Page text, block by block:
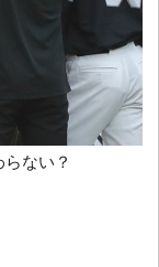
ない？